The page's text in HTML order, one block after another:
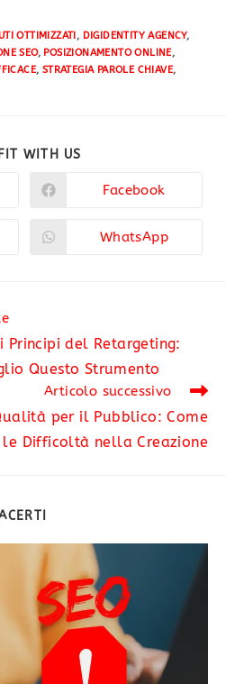
OTTIMIZZATI, DIGIDENTITY AGENCY,
SEO, POSIZIONAMENTO ONLINE,
, STRATEGIA PAROLE CHIAVE,
WITH US
Facebook
WhatsApp
Principi del Retargeting:
Questo Strumento
Articolo successivo
per il Pubblico: Come
le Difficoltà nella Creazione